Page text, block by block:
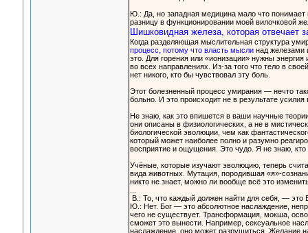
Ю.: Да, но западная медицина мало что
разницу в функционировании моей вилочковой
Шишковидная железа, которая отвечает
Когда разделяющая мыслительная структура
процесс, потому что власть мыслинад железами
это. Для горения или «ионизации» нужны
во всех направлениях. Из-за того что тело в
нет никого, кто бы чувствовал эту боль.
Этот болезненный процесс умирания — нечто
больно. И это происходит не в результате
Не знаю, как это впишется в ваши научные
они описаны в физиологических, а не в
биологической эволюции, чем как
который может наиболее полно и разумно
восприятие и ощущения. Это чудо. Я не знаю, кто
Учёные, которые изучают эволюцию, теперь
вида животных. Мутация, породившая «я»-
никто не знает, можно ли вообще всё это
В.: То, что каждый должен найти для себя, — это
Ю.: Нет. Бог — это абсолютное наслаждение,
чего не существует. Трансформация, мокша,
сможет это вынести. Например, сексуальное
наслаждение, оно может разрушиться. Желание